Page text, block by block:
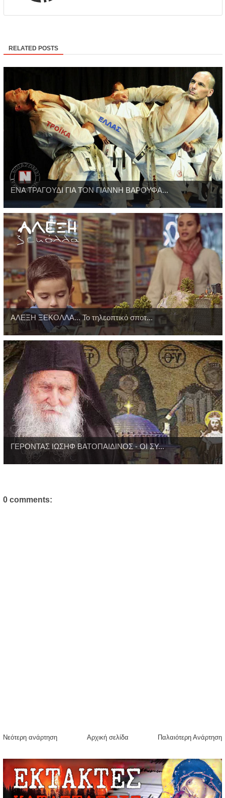
RELATED POSTS
ΕΝΑ ΤΡΑΓΟΥΔΙ ΓΙΑ ΤΟΝ ΓΙΑΝΝΗ ΒΑΡΟΥΦΑ...
ΑΛΕΞΗ ΞΕΚΟΛΛΑ... Το τηλεοπτικό σποτ...
ΓΕΡΟΝΤΑΣ ΙΩΣΗΦ ΒΑΤΟΠΑΙΔΙΝΟΣ - ΟΙ ΣΥ...
0 comments:
Νεότερη ανάρτηση Παλαιότερη Ανάρτηση
Αρχική σελίδα